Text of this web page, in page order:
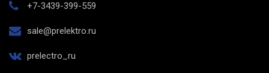
+7-3439-399-559
sale@prelektro.ru
prelectro_ru